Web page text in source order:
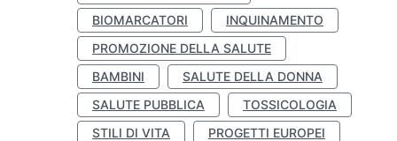
BIOMARCATORI
INQUINAMENTO
PROMOZIONE DELLA SALUTE
BAMBINI
SALUTE DELLA DONNA
SALUTE PUBBLICA
TOSSICOLOGIA
STILI DI VITA
PROGETTI EUROPEI